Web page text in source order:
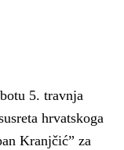
5. travnja
hrvatskoga
Kranjčić” za